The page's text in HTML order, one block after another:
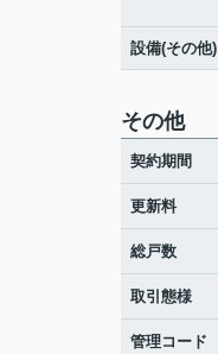
設備(その他)
その他
契約期間
更新料
総戸数
取引態様
管理コード